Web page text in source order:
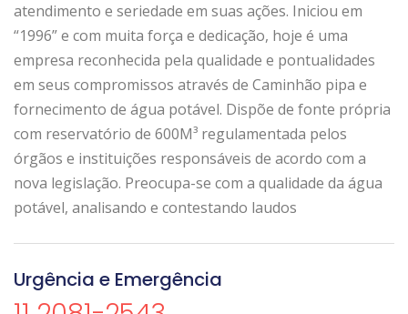
atendimento e seriedade em suas ações. Iniciou em
“1996” e com muita força e dedicação, hoje é uma
empresa reconhecida pela qualidade e pontualidades
em seus compromissos através de Caminhão pipa e
fornecimento de água potável. Dispõe de fonte própria
com reservatório de 600M³ regulamentada pelos
órgãos e instituições responsáveis de acordo com a
nova legislação. Preocupa-se com a qualidade da água
potável, analisando e contestando laudos
Urgência e Emergência